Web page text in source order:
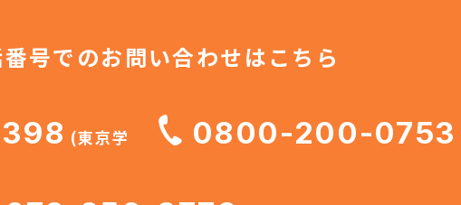
号でのお問い合わせはこちら
(東京学
0800-200-0753